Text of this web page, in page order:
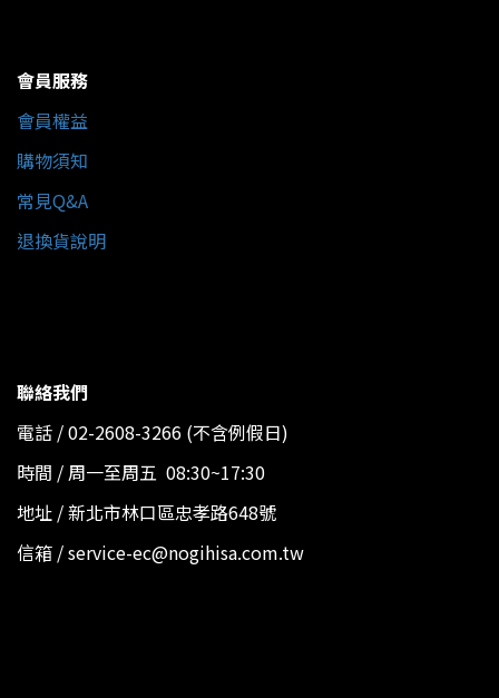
會員服務
會員權益
購物須知
常見Q&A
退換貨說明
聯絡我們
電話 / 02-2608-3266 (不含例假日)
時間 / 周一至周五 08:30~17:30
地址 / 新北市林口區忠孝路648號
信箱 / service-ec@nogihisa.com.tw